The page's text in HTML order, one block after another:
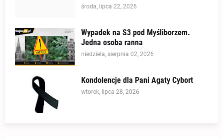
środa, lipca 22, 2026
Wypadek na S3 pod Myśliborzem.
Jedna osoba ranna
niedziela, sierpnia 02, 2026
Kondolencje dla Pani Agaty Cybort
wtorek, lipca 28, 2026